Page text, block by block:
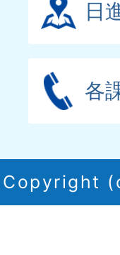
日
各
Copyright